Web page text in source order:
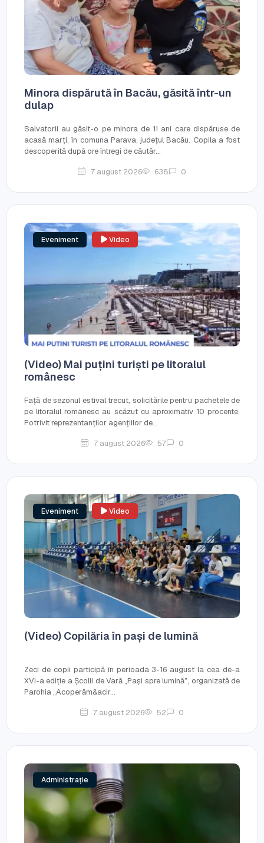
Minora dispărută în Bacău, găsită într-un
dulap
Salvatorii au găsit-o pe minora de 11 ani care dispăruse de
acasă marți, în comuna Parava, județul Bacău. Copila a fost
descoperită după ore întregi de căutăr...
7 august 2026 638 0
Eveniment Video
(Video) Mai puțini turiști pe litoralul
românesc
Față de sezonul estival trecut, solicitările pentru pachetele de
pe litoralul românesc au scăzut cu aproximativ 10 procente.
Potrivit reprezentanților agențiilor de...
7 august 2026 57 0
Eveniment Video
(Video) Copilăria în pași de lumină
Zeci de copii participă în perioada 3-16 august la cea de-a
XVI-a ediție a Școlii de Vară „Pași spre lumină”, organizată de
Parohia „Acoperăm&acir...
7 august 2026 52 0
Administrație